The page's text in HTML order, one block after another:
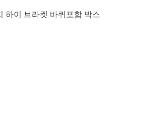
하이 브라켓 바퀴포함 박스